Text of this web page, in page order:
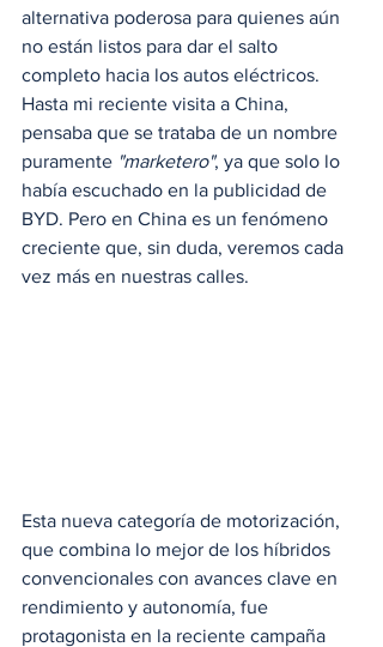
alternativa poderosa para quienes aún
no están listos para dar el salto
completo hacia los autos eléctricos.
Hasta mi reciente visita a China,
pensaba que se trataba de un nombre
puramente "marketero", ya que solo lo
había escuchado en la publicidad de
BYD. Pero en China es un fenómeno
creciente que, sin duda, veremos cada
vez más en nuestras calles.
Esta nueva categoría de motorización,
que combina lo mejor de los híbridos
convencionales con avances clave en
rendimiento y autonomía, fue
protagonista en la reciente campaña